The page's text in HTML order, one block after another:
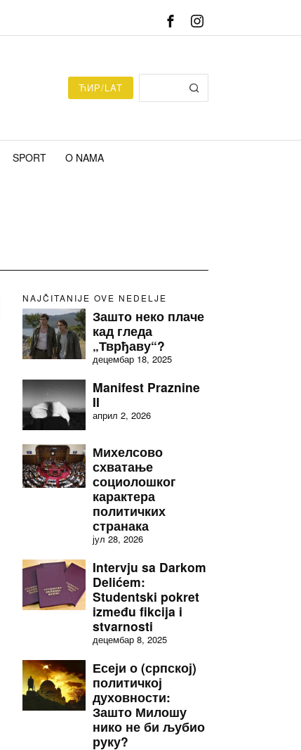
ЋИР/LAT
SPORT O NAMA
NAJČITANIJE OVE NEDELJE
Зашто неко плаче
кад гледа
„Тврђаву“?
децембар 18, 2025
Manifest Praznine
II
април 2, 2026
Михелсово
схватање
социолошког
карактера
политичких
странака
јул 28, 2026
Intervju sa Darkom
Delićem:
Studentski pokret
između fikcija i
stvarnosti
децембар 8, 2025
Есеји о (српској)
политичкој
духовности:
Зашто Милошу
нико не би љубио
руку?